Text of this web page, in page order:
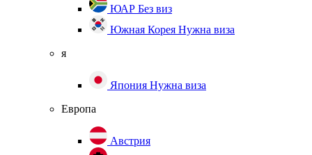
ЮАР Без виз
Южная Корея Нужна виза
я
Япония Нужна виза
Европа
Австрия